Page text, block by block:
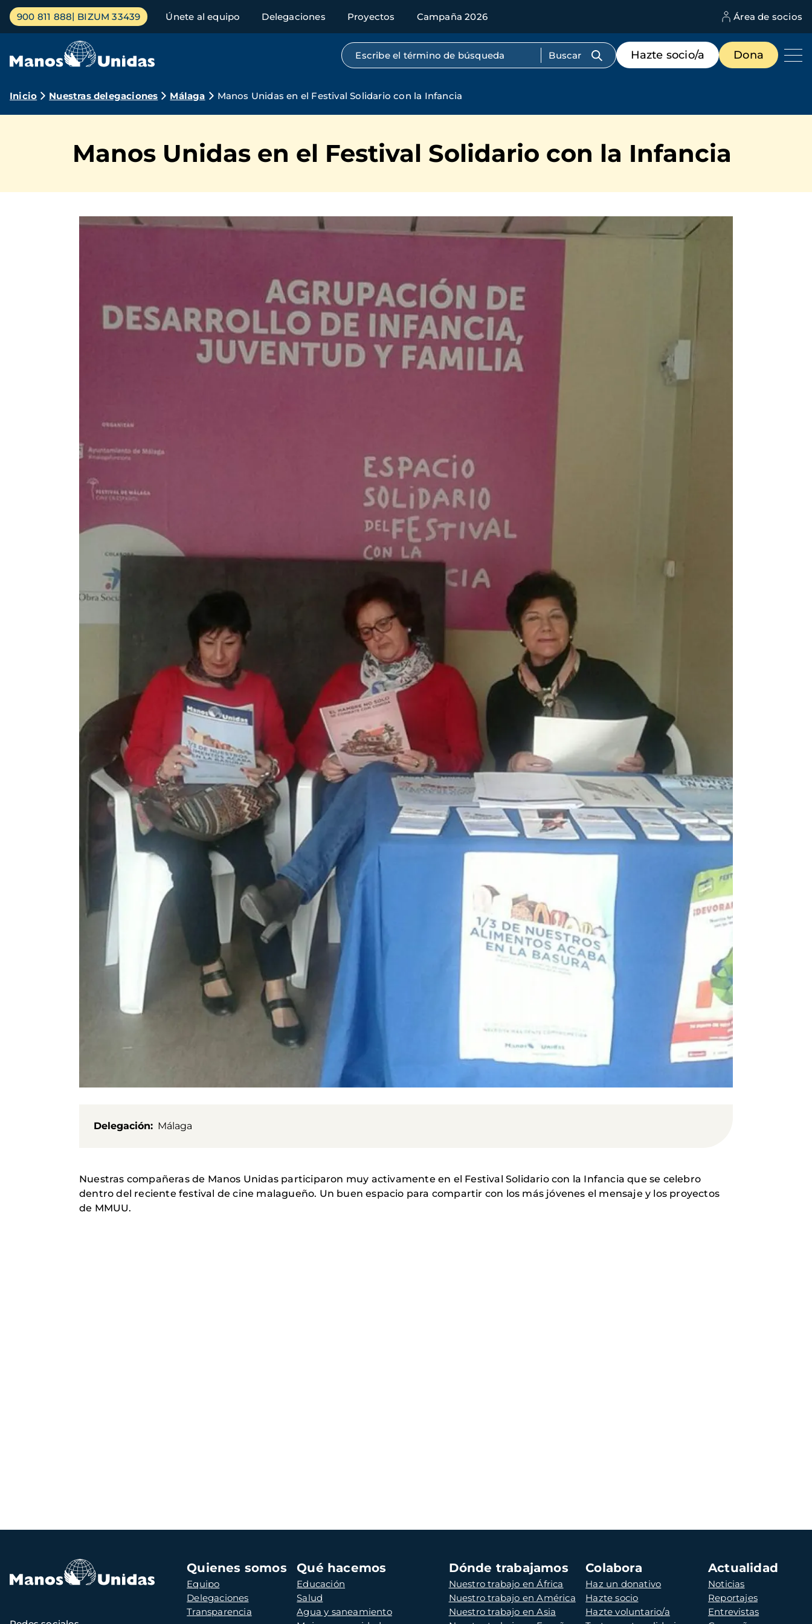
Pasar
contenido
Menú
principal
900 811 888 BIZUM 33439 Únete al equipo Delegaciones Proyectos Campaña 2026 Área de socios
Búsqueda por texto completo
Menú
de
destacados
Hazte socio/a Dona
Ruta
navegación
Inicio Nuestras delegaciones Málaga Manos Unidas en el Festival Solidario con la Infancia
Manos Unidas en el Festival Solidario con la Infancia
Delegación Málaga
Nuestras compañeras de Manos Unidas participaron muy activamente en el Festival Solidario con la Infancia que se celebro
dentro del reciente festival de cine malagueño. Un buen espacio para compartir con los más jóvenes el mensaje y los proyectos
de MMUU.
Navegación
principal
Quienes somos
Equipo
Delegaciones
Transparencia
Qué hacemos
Educación
Salud
Agua y saneamiento
Dónde trabajamos
Nuestro trabajo en África
Nuestro trabajo en América
Nuestro trabajo en Asia
Colabora
Haz un donativo
Hazte socio
Hazte voluntario/a
Actualidad
Noticias
Reportajes
Entrevistas